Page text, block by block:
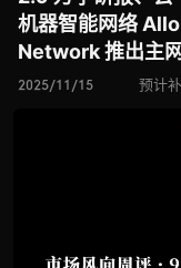
机器智能网络
Network 推出主
私区块链
开启金融级隐私
2025/11/15 预计